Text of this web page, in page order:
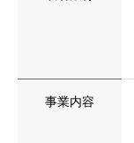
事業内容